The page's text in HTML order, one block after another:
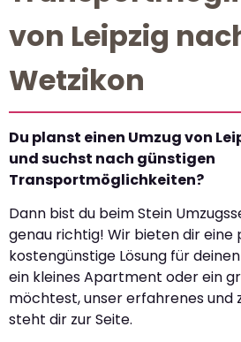
von Leipzig
Wetzikon
Du planst einen Umzug von
und suchst nach günstigen
Transportmöglichkeiten?
Dann bist du beim Stein
genau richtig! Wir bieten dir eine
kostengünstige Lösung für
ein kleines Apartment oder ein
möchtest, unser erfahrenes und
steht dir zur Seite.